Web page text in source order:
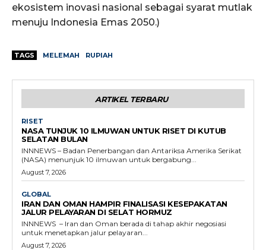
ekosistem inovasi nasional sebagai syarat mutlak
menuju Indonesia Emas 2050.)
TAGS MELEMAH RUPIAH
ARTIKEL TERBARU
RISET
NASA TUNJUK 10 ILMUWAN UNTUK RISET DI KUTUB
SELATAN BULAN
INNNEWS – Badan Penerbangan dan Antariksa Amerika Serikat
(NASA) menunjuk 10 ilmuwan untuk bergabung...
August 7, 2026
GLOBAL
IRAN DAN OMAN HAMPIR FINALISASI KESEPAKATAN
JALUR PELAYARAN DI SELAT HORMUZ
INNNEWS – Iran dan Oman berada di tahap akhir negosiasi
untuk menetapkan jalur pelayaran...
August 7, 2026